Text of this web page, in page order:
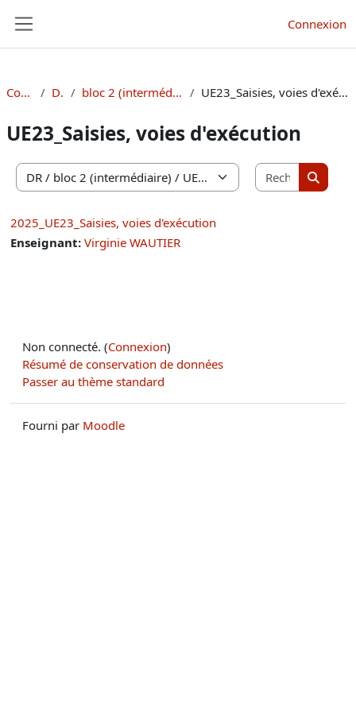
Connexion
Cours DR bloc 2 (intermédiaire) UE23_Saisies, voies d'exécution
UE23_Saisies, voies d'exécution
Catégories de cours
2025_UE23_Saisies, voies d'exécution
Enseignant: Virginie WAUTIER
Non connecté. (Connexion)
Résumé de conservation de données
Passer au thème standard
Fourni par Moodle